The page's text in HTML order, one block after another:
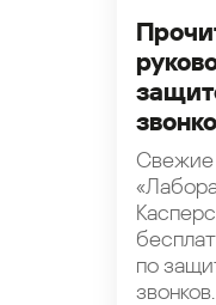
Свежие
по
звонков.